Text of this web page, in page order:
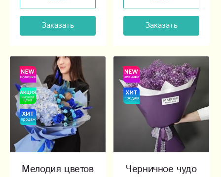
Заказать Заказать
Мелодия цветов Черничное чудо